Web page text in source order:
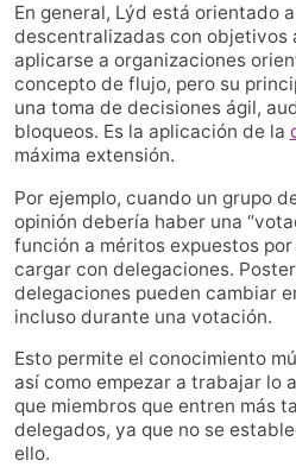
En general, Lýd está orientado
descentralizadas con objetivos
aplicarse a organizaciones
concepto de flujo, pero su
una toma de decisiones ágil,
bloqueos. Es la aplicación de la
máxima extensión.
Por ejemplo, cuando un grupo
opinión debería haber una
función a méritos expuestos
cargar con delegaciones.
delegaciones pueden cambiar
incluso durante una votación.
Esto permite el conocimiento
así como empezar a trabajar lo
que miembros que entren más
delegados, ya que no se
ello.